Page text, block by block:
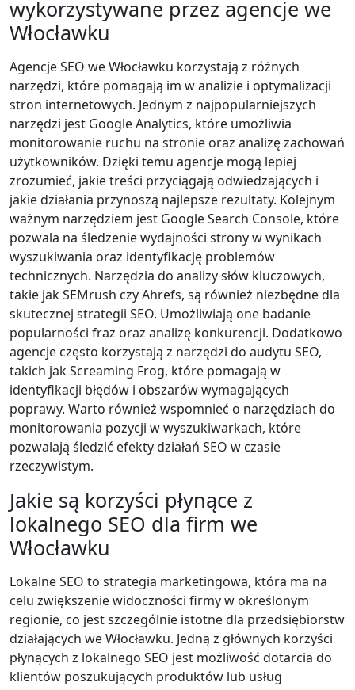
wykorzystywane przez agencje we
Włocławku
Agencje SEO we Włocławku korzystają z różnych
narzędzi, które pomagają im w analizie i optymalizacji
stron internetowych. Jednym z najpopularniejszych
narzędzi jest Google Analytics, które umożliwia
monitorowanie ruchu na stronie oraz analizę zachowań
użytkowników. Dzięki temu agencje mogą lepiej
zrozumieć, jakie treści przyciągają odwiedzających i
jakie działania przynoszą najlepsze rezultaty. Kolejnym
ważnym narzędziem jest Google Search Console, które
pozwala na śledzenie wydajności strony w wynikach
wyszukiwania oraz identyfikację problemów
technicznych. Narzędzia do analizy słów kluczowych,
takie jak SEMrush czy Ahrefs, są również niezbędne dla
skutecznej strategii SEO. Umożliwiają one badanie
popularności fraz oraz analizę konkurencji. Dodatkowo
agencje często korzystają z narzędzi do audytu SEO,
takich jak Screaming Frog, które pomagają w
identyfikacji błędów i obszarów wymagających
poprawy. Warto również wspomnieć o narzędziach do
monitorowania pozycji w wyszukiwarkach, które
pozwalają śledzić efekty działań SEO w czasie
rzeczywistym.
Jakie są korzyści płynące z
lokalnego SEO dla firm we
Włocławku
Lokalne SEO to strategia marketingowa, która ma na
celu zwiększenie widoczności firmy w określonym
regionie, co jest szczególnie istotne dla przedsiębiorstw
działających we Włocławku. Jedną z głównych korzyści
płynących z lokalnego SEO jest możliwość dotarcia do
klientów poszukujących produktów lub usług